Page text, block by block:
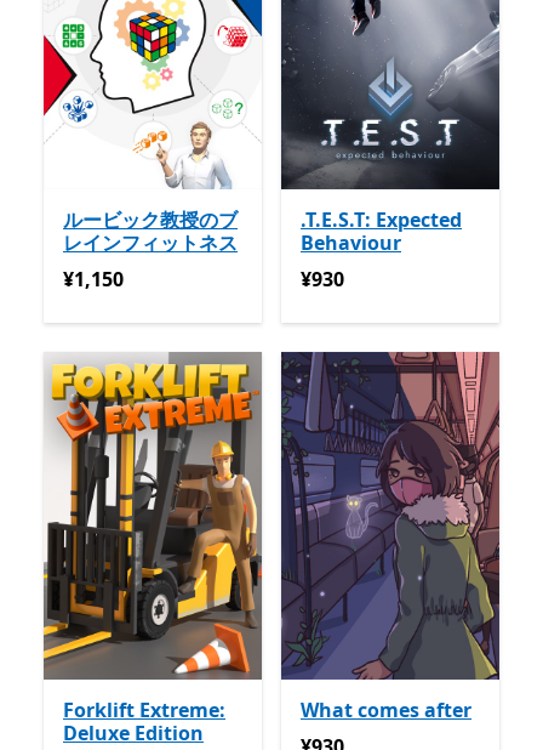
ルービック教授のブ
レインフィットネス
¥1,150
¥1,150
.T.E.S.T: Expected
Behaviour
¥930
¥930
Forklift Extreme:
Deluxe Edition
What comes after